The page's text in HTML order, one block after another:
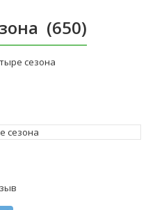
(650)
сезона